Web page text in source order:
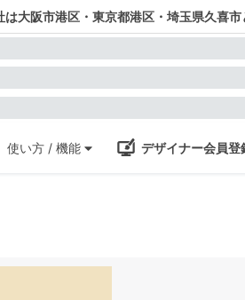
大阪市港区・東京都港区・埼玉県久喜
使い方 / 機能 デザイナー会員登